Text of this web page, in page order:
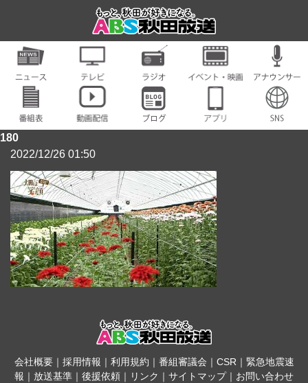
180
2022/12/26 01:50
会社概要｜ 採用情報 ｜ 利用規約 ｜ 番組審議会 ｜ CSR｜ 緊急地震速
報 ｜ 放送基準 ｜ 後援依頼 ｜ リンク ｜ サイトマップ｜ お問い合わせ